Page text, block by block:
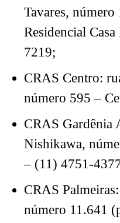
Tavares, número
Residencial
7219;
CRAS Centro:
número 595 –
CRAS Gardênia
Nishikawa,
– (11) 4751-
CRAS
número 11.641